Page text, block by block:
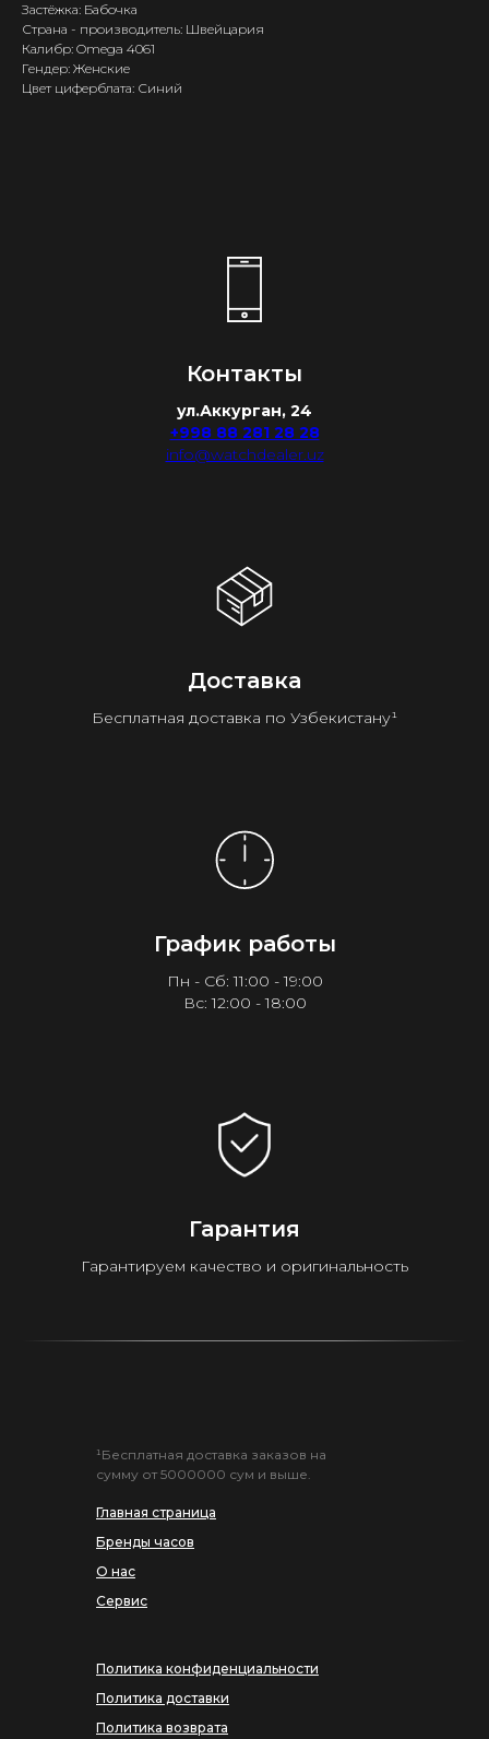
Застёжка: Бабочка
Страна - производитель: Швейцария
Калибр: Omega 4061
Гендер: Женские
Цвет циферблата: Синий
Контакты
ул.Аккурган, 24
+998 88 281 28 28
info@watchdealer.uz
Доставка
Бесплатная доставка по Узбекистану¹
График работы
Пн - Сб: 11:00 - 19:00
Вс: 12:00 - 18:00
Гарантия
Гарантируем качество и оригинальность
Главная страница
Бренды часов
О нас
Сервис
¹Бесплатная доставка заказов на
сумму от 5000000 сум и выше.
Политика конфиденциальности
Политика доставки
Политика возврата